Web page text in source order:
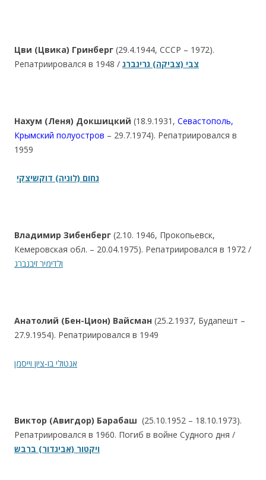
Цви (Цвика) Гринберг (29.4.1944, СССР – 1972).
Репатриировался в 1948 / צבי (צביקה) גרינברג
Нахум (Леня) Докшицкий (18.9.1931, Севастополь,
Крымский полуостров – 29.7.1974). Репатриировался в
1959
נחום (לוניה) דוקשיצקי
Владимир Зибенберг (2.10. 1946, Прокопьевск,
Кемеровская обл. – 20.04.1975). Репатриировался в 1972 /
ולדימיר זיבנברג
Анатолий (Бен-Цион) Вайсман (25.2.1937, Будапешт –
27.9.1954). Репатриировался в 1949
אנטולי בו-ציון וייסמן
Виктор (Авигдор) Барабаш (25.10.1952 – 18.10.1973).
Репатриировался в 1960. Погиб в войне Судного дня /
ויקטור (אביגדור) ברבש